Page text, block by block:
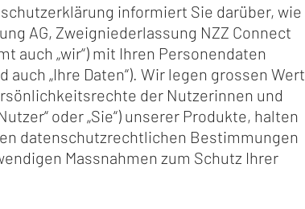
informiert Sie darüber, wie
AG, Zweigniederlassung NZZ Connect
auch „wir“) mit Ihren Personendaten
auch „Ihre Daten“). Wir legen grossen Wert
der Nutzerinnen und
oder „Sie“) unserer Produkte, halten
datenschutzrechtlichen Bestimmungen
Massnahmen zum Schutz Ihrer